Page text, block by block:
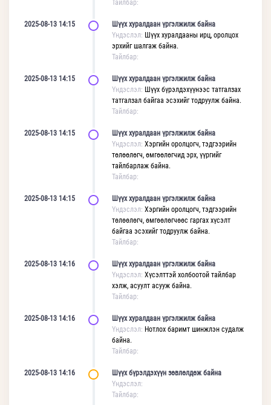
Тайлбар:
2025-08-13 14:15
Шүүх хуралдаан үргэлжилж байна
Үндэслэл: Шүүх хуралдааны ирц, оролцох
эрхийг шалгаж байна.
Тайлбар:
2025-08-13 14:15
Шүүх хуралдаан үргэлжилж байна
Үндэслэл: Шүүх бүрэлдэхүүнээс татгалзах
татгалзал байгаа эсэхийг тодруулж байна.
Тайлбар:
2025-08-13 14:15
Шүүх хуралдаан үргэлжилж байна
Үндэслэл: Хэргийн оролцогч, тэдгээрийн
төлөөлөгч, өмгөөлөгчид эрх, үүргийг
тайлбарлаж байна.
Тайлбар:
2025-08-13 14:15
Шүүх хуралдаан үргэлжилж байна
Үндэслэл: Хэргийн оролцогч, тэдгээрийн
төлөөлөгч, өмгөөлөгчөөс гаргах хүсэлт
байгаа эсэхийг тодруулж байна.
Тайлбар:
2025-08-13 14:16
Шүүх хуралдаан үргэлжилж байна
Үндэслэл: Хүсэлттэй холбоотой тайлбар
хэлж, асуулт асууж байна.
Тайлбар:
2025-08-13 14:16
Шүүх хуралдаан үргэлжилж байна
Үндэслэл: Нотлох баримт шинжлэн судалж
байна.
Тайлбар:
2025-08-13 14:16
Шүүх бүрэлдэхүүн зөвлөлдөж байна
Үндэслэл:
Тайлбар: